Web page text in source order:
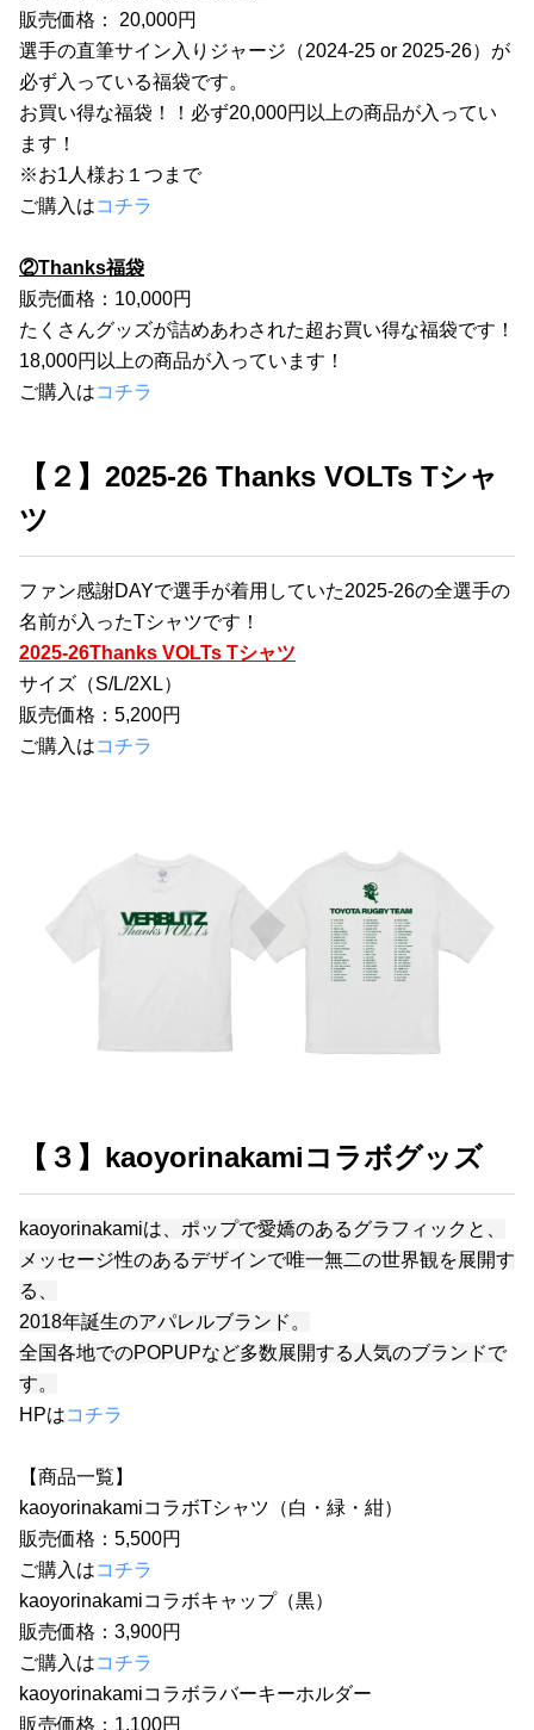
販売価格： 20,000円
選手の直筆サイン入りジャージ（2024-25 or 2025-26）が
必ず入っている福袋です。
お買い得な福袋！！必ず20,000円以上の商品が入ってい
ます！
※お1人様お１つまで
ご購入はコチラ
②Thanks福袋
販売価格：10,000円
たくさんグッズが詰めあわされた超お買い得な福袋です！
18,000円以上の商品が入っています！
ご購入はコチラ
【２】2025-26 Thanks VOLTs Tシャ
ツ
ファン感謝DAYで選手が着用していた2025-26の全選手の
名前が入ったTシャツです！
2025-26Thanks VOLTs Tシャツ
サイズ（S/L/2XL）
販売価格：5,200円
ご購入はコチラ
【３】kaoyorinakamiコラボグッズ
kaoyorinakamiは、ポップで愛嬌のあるグラフィックと、
メッセージ性のあるデザインで唯一無二の世界観を展開す
る、
2018年誕生のアパレルブランド。
全国各地でのPOPUPなど多数展開する人気のブランドで
す。
HPはコチラ
【商品一覧】
kaoyorinakamiコラボTシャツ（白・緑・紺）
販売価格：5,500円
ご購入はコチラ
kaoyorinakamiコラボキャップ（黒）
販売価格：3,900円
ご購入はコチラ
kaoyorinakamiコラボラバーキーホルダー
販売価格：1,100円